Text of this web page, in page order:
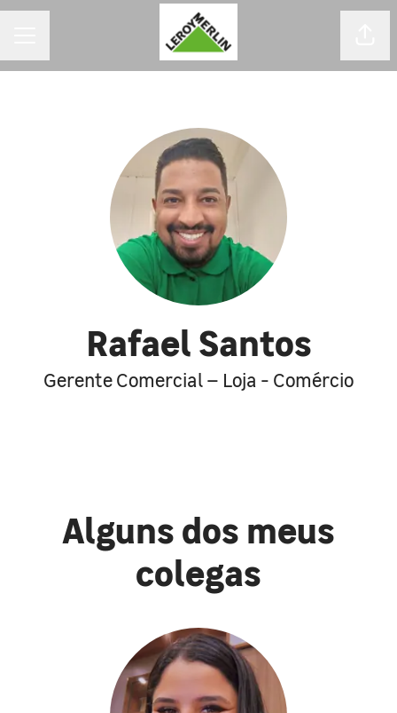
Rafael Santos
Gerente Comercial – Loja - Comércio
Alguns dos meus
colegas